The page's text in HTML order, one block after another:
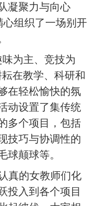
凝聚力与向心
心组织了一场别开
味为主、竞技为
在教学、科研和
在轻松愉快的氛
动设置了集传统
多个项目，包括
技巧与协调性的
球颠球等。
真的女教师们化
投入到各个项目